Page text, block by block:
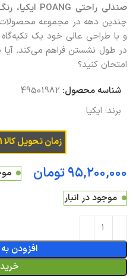
صندلی راحتی POANG ایکیا،
چندین دهه در مجموعه محصولات
و با طراحی عالی خود یک
در طول نشستن فراهم می‌کند. آیا
امتحان کنید؟
شناسه محصول: 49501982
برند: ایکیا
زمان تحویل کالا 1 الی 7 روز کاری می باشد
تومان
موجود در انبار
افزودن